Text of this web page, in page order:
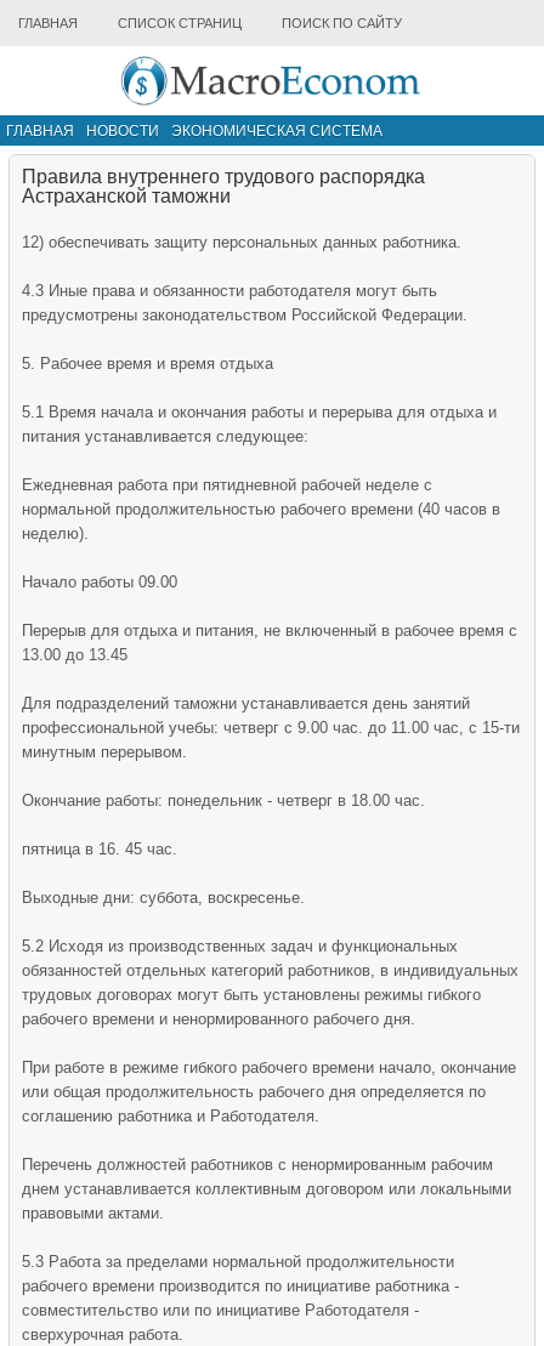
ГЛАВНАЯ СПИСОК СТРАНИЦ ПОИСК ПО САЙТУ
ГЛАВНАЯ НОВОСТИ
ЭКОНОМИЧЕСКАЯ СИСТЕМА
ИНФРАСТРУКТУРА РЫНКА
Правила внутреннего трудового распорядка
Астраханской таможни
12) обеспечивать защиту персональных данных работника.
4.3 Иные права и обязанности работодателя могут быть
предусмотрены законодательством Российской Федерации.
5. Рабочее время и время отдыха
5.1 Время начала и окончания работы и перерыва для отдыха и
питания устанавливается следующее:
Ежедневная работа при пятидневной рабочей неделе с
нормальной продолжительностью рабочего времени (40 часов в
неделю).
Начало работы 09.00
Перерыв для отдыха и питания, не включенный в рабочее время с
13.00 до 13.45
Для подразделений таможни устанавливается день занятий
профессиональной учебы: четверг с 9.00 час. до 11.00 час, с 15-ти
минутным перерывом.
Окончание работы: понедельник - четверг в 18.00 час.
пятница в 16. 45 час.
Выходные дни: суббота, воскресенье.
5.2 Исходя из производственных задач и функциональных
обязанностей отдельных категорий работников, в индивидуальных
трудовых договорах могут быть установлены режимы гибкого
рабочего времени и ненормированного рабочего дня.
При работе в режиме гибкого рабочего времени начало, окончание
или общая продолжительность рабочего дня определяется по
соглашению работника и Работодателя.
Перечень должностей работников с ненормированным рабочим
днем устанавливается коллективным договором или локальными
правовыми актами.
5.3 Работа за пределами нормальной продолжительности
рабочего времени производится по инициативе работника -
совместительство или по инициативе Работодателя -
сверхурочная работа.